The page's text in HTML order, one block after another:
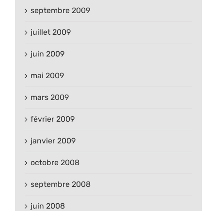
septembre 2009
juillet 2009
juin 2009
mai 2009
mars 2009
février 2009
janvier 2009
octobre 2008
septembre 2008
juin 2008